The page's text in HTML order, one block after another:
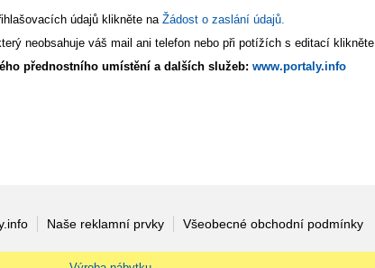
údajů klikněte na Žádost o zaslání údajů.
neobsahuje váš mail ani telefon nebo při potížích s editací klikněte
přednostního umístění a dalších služeb: www.portaly.info
Naše reklamní prvky Všeobecné obchodní podmínky